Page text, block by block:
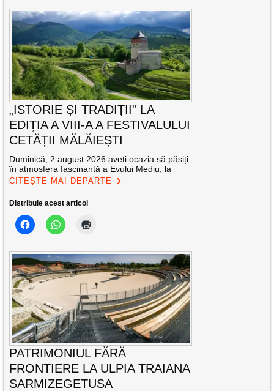
„ISTORIE ȘI TRADIȚII” LA
EDIȚIA A VIII-A A FESTIVALULUI
CETĂȚII MĂLĂIEȘTI
Duminică, 2 august 2026 aveți ocazia să pășiți
în atmosfera fascinantă a Evului Mediu, la
CITEȘTE MAI DEPARTE
Distribuie acest articol
PATRIMONIUL FĂRĂ
FRONTIERE LA ULPIA TRAIANA
SARMIZEGETUSA